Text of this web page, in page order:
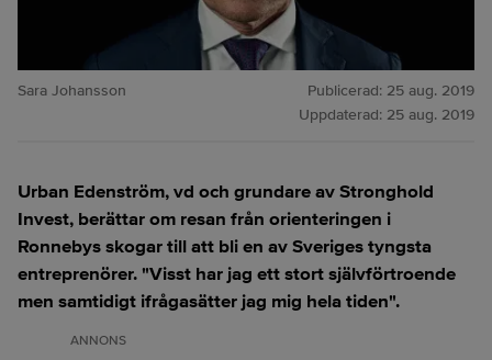
Sara Johansson Publicerad: 25 aug. 2019
Uppdaterad: 25 aug. 2019
Urban Edenström, vd och grundare av Stronghold
Invest, berättar om resan från orienteringen i
Ronnebys skogar till att bli en av Sveriges tyngsta
entreprenörer. "Visst har jag ett stort självförtroende
men samtidigt ifrågasätter jag mig hela tiden".
ANNONS